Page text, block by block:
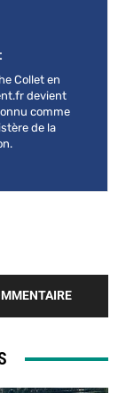
Collet en
devient
comme
de la